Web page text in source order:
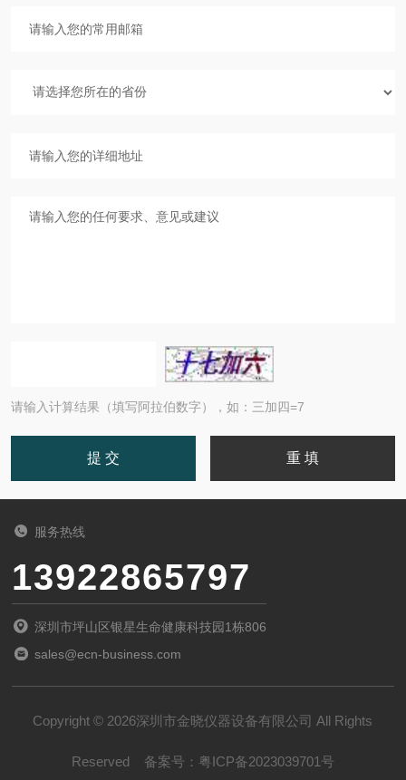
请输入计算结果（填写阿拉伯数字），如：三加四=7
服务热线
13922865797
深圳市坪山区银星生命健康科技园1栋806
sales@ecn-business.com
Copyright © 2026深圳市金晓仪器设备有限公司 All Rights
Reserved 备案号： 粤ICP备2023039701号